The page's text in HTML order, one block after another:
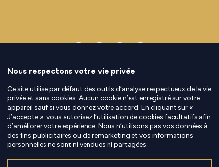
Contact|Mentions Légales |Politique de
confidentialité